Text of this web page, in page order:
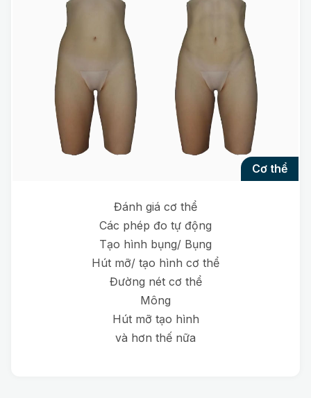
cơ thể
Đánh giá cơ thể
Các phép đo tự động
Tạo hình bụng/ Bụng
Hút mỡ/ tạo hình cơ thể
Đường nét cơ thể
Mông
Hút mỡ tạo hình
và hơn thế nữa